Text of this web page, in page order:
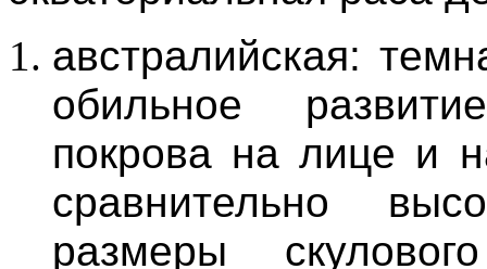
австралийская:
обильное
покрова на лице и
сравнительно
размеры